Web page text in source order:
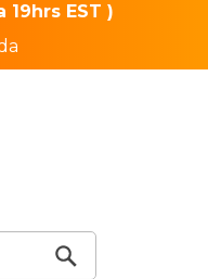
19hrs EST )